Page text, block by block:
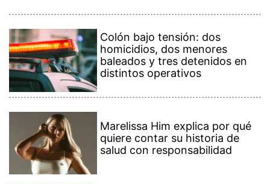
Colón bajo tensión: dos
homicidios, dos menores
baleados y tres detenidos en
distintos operativos
Marelissa Him explica por qué
quiere contar su historia de
salud con responsabilidad